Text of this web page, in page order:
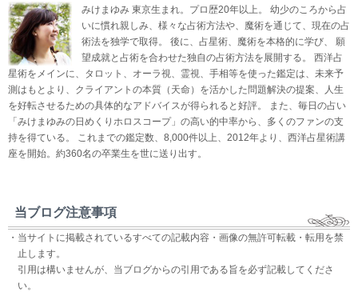
みけまゆみ 東京生まれ。プロ歴20年以上。 幼少のころから占
いに慣れ親しみ、様々な占術方法や、魔術を通じて、現在の占
術法を独学で取得。 後に、占星術、魔術を本格的に学び、 願
望成就と占術を合わせた独自の占術方法を展開する。 西洋占
星術をメインに、タロット、オーラ視、霊視、手相等を使った鑑定は、未来予
測はもとより、クライアントの本質（天命）を活かした問題解決の提案、人生
を好転させるための具体的なアドバイスが得られると好評。 また、毎日の占い
「みけまゆみの日めくりホロスコープ」の高い的中率から、多くのファンの支
持を得ている。 これまでの鑑定数、8,000件以上、2012年より、西洋占星術講
座を開始。約360名の卒業生を世に送り出す。
当ブログ注意事項
・当サイトに掲載されているすべての記載内容・画像の無許可転載・転用を禁
止します。
引用は構いませんが、当ブログからの引用である旨を必ず記載してくださ
い。